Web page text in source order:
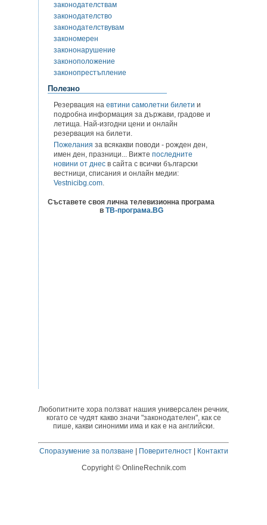
законодателствам
законодателство
законодателствувам
закономерен
закононарушение
законоположение
законопрестъпление
Полезно
Резервация на евтини самолетни билети и
подробна информация за държави, градове и
летища. Най-изгодни цени и онлайн
резервация на билети.
Пожелания за всякакви поводи - рожден ден,
имен ден, празници... Вижте последните
новини от днес в сайта с всички български
вестници, списания и онлайн медии:
Vestnicibg.com.
Съставете своя лична телевизионна програма
в ТВ-програма.BG
Любопитните хора ползват нашия универсален речник,
когато се чудят какво значи "законодателен", как се
пише, какви синоними има и как е на английски.
Споразумение за ползване | Поверителност| Контакти
Copyright © OnlineRechnik.com